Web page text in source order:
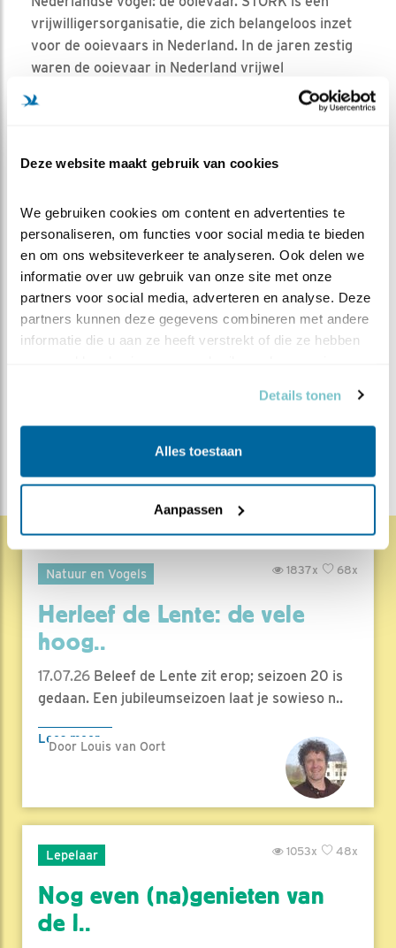
Deze website maakt gebruik van cookies
We gebruiken cookies om content en advertenties te
personaliseren, om functies voor social media te bieden
en om ons websiteverkeer te analyseren. Ook delen we
informatie over uw gebruik van onze site met onze
partners voor social media, adverteren en analyse. Deze
partners kunnen deze gegevens combineren met andere
informatie die u aan ze heeft verstrekt of die ze hebben
Details tonen
Alles toestaan
Aanpassen
vrijwilligersorganisatie, die zich belangeloos inzet
voor de ooievaars in Nederland. In de jaren zestig
waren de ooievaar in Nederland vrijwel
uitgestorven, door het gebruik van zware
pesticiden zoals DDT. Om de ooievaar te laten
Vogelbescherming Nederland zich sinds 1969 flink
ooievaars lijkt het nu goed te gaan. Het aantal
broedparen neemt weer toe. Bezoek dewebsite
Vind ik leuk
MEER OVER
Natuur en Vogels 68x
1837x
Herleef de Lente: de vele
hoog..
17.07.26 Beleef de Lente zit erop; seizoen 20 is
gedaan. Een jubileumseizoen laat je sowieso n..
Lees meer
Door Louis van Oort
Lepelaar 48x
1053x
Nog even (na)genieten van
de l..